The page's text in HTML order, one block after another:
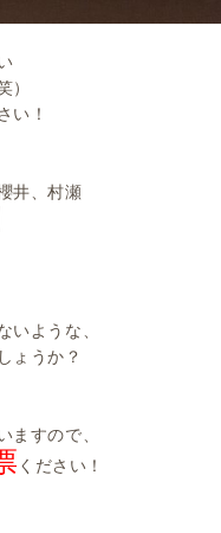
）
い！
井、村瀬
いような、
ょうか？
ますので、
ください！